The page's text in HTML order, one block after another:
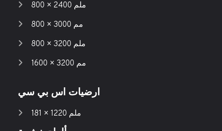
800 × 2400 ملم
800 × 3000 مم
800 × 3200 ملم
1600 × 3200 مم
ارضيات اس بي سي
181 × 1220 ملم